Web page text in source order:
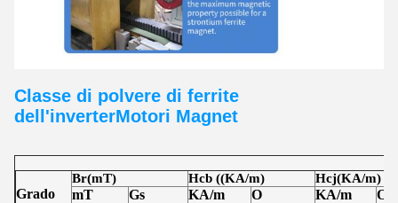
Classe di polvere di ferrite
dell'inverterMotori Magnet
Grado
Br(mT) Hcb ((KA/m) Hcj(KA/m)
mT Gs KA/m O KA/m O